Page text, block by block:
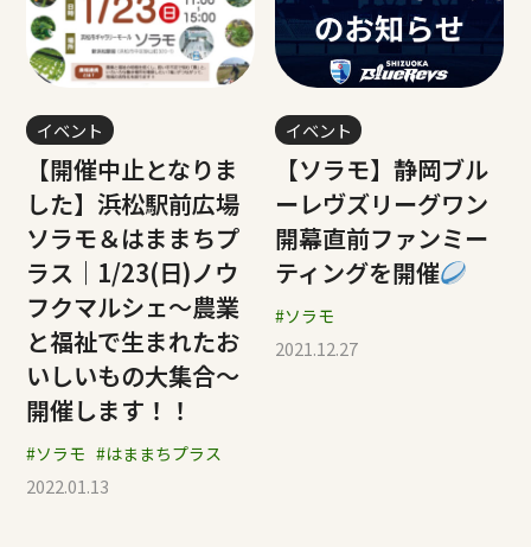
イベント
【開催中止となりま
した】浜松駅前広場
ソラモ＆はままちプ
ラス｜1/23(日)ノウ
フクマルシェ～農業
と福祉で生まれたお
いしいもの大集合～
開催します！！
#ソラモ #はままちプラス
2022.01.13
イベント
【ソラモ】静岡ブル
ーレヴズリーグワン
開幕直前ファンミー
ティングを開催
#ソラモ
2021.12.27